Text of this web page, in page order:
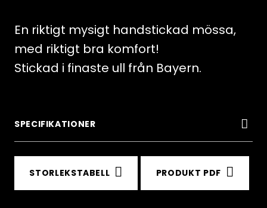
En riktigt mysigt handstickad mössa,
med riktigt bra komfort!
Stickad i finaste ull från Bayern.
SPECIFIKATIONER
STORLEKSTABELL PRODUKT PDF